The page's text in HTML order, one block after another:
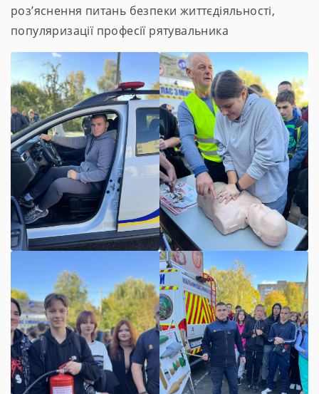
роз’яснення питань безпеки життєдіяльності,
популяризації професії рятувальника